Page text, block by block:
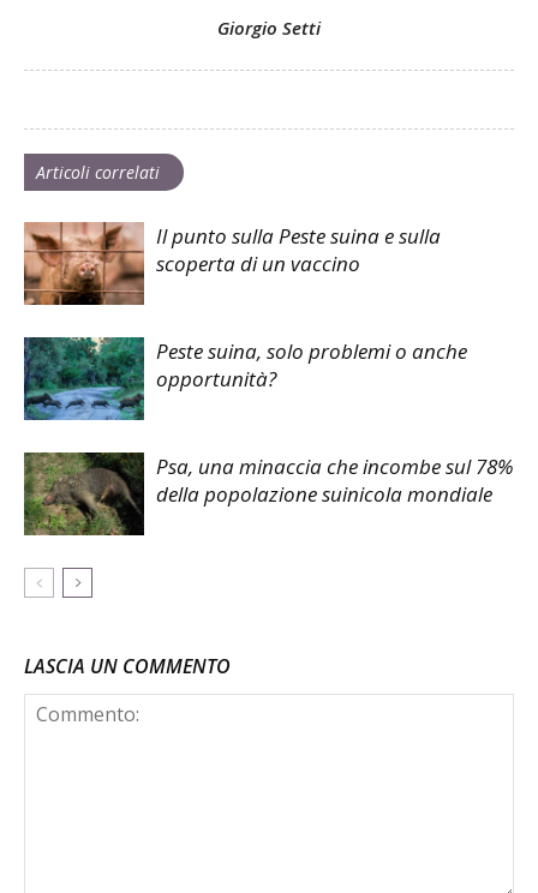
Giorgio Setti
Articoli correlati
Il punto sulla Peste suina e sulla
scoperta di un vaccino
Peste suina, solo problemi o anche
opportunità?
Psa, una minaccia che incombe sul 78%
della popolazione suinicola mondiale
LASCIA UN COMMENTO